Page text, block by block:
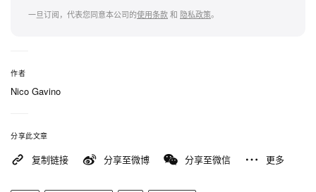
一旦订阅，代表您同意本公司的使用条款和 隐私政策。
作者
Nico Gavino
分享此文章
复制链接 分享至微博 分享至微信 更多